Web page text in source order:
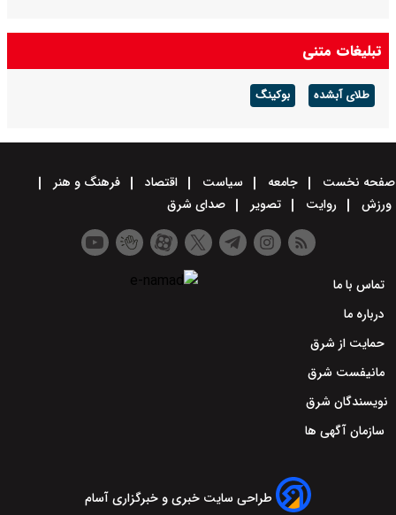
تبلیغات متنی
طلای آبشده بوکینگ
صفحه نخست جامعه سیاست اقتصاد
فرهنگ و هنر
ورزش
روایت تصویر صدای شرق
تماس با ما
درباره ما
حمایت از شرق
مانیفست شرق
نویسندگان شرق
سازمان آگهی ها
طراحی سایت خبری و خبرگزاری آسام